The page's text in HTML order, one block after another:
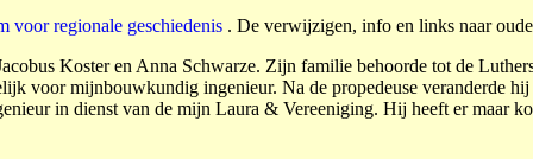
voor regionale geschiedenis. De verwijzigen, info en links naar
Koster en Anna Schwarze. Zijn familie be­­hoorde tot de
voor mijnbouwkundig inge­nieur. Na de propedeuse veranderde
in dienst van de mijn Laura & Vereeniging. Hij heeft er maar